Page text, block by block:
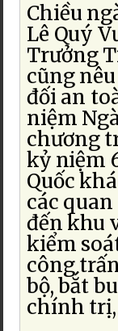
Chiều
Lê Quý
Trưởng
cũng
đối an
niệm
chương
kỷ niệm
Quốc
các
đến khu
kiểm
công
bộ, bắt
chính trị,